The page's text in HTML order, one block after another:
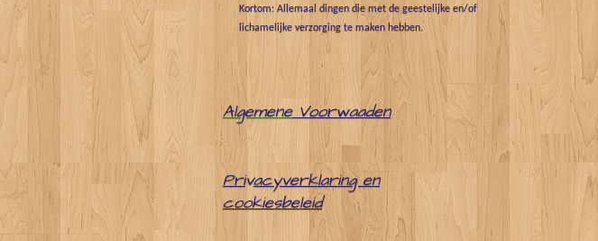
Kortom: Allemaal dingen die met de geestelijke en/of
lichamelijke verzorging te maken hebben.
Algemene Voorwaaden
Privacyverklaring en
cookiesbeleid